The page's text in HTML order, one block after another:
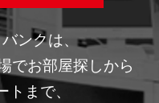
ンクは、
でお部屋探しから
トまで、